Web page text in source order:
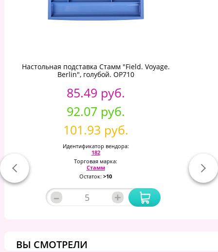
Настольная подставка Стамм "Field. Voyage.
Berlin", голубой. ОР710
85.49 руб.
92.07 руб.
101.93 руб.
Идентификатор вендора:
182
Торговая марка:
Стамм
Остаток: >10
– +
ВЫ СМОТРЕЛИ